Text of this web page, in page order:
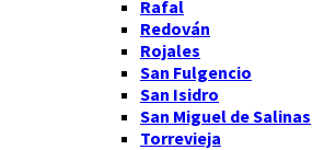
Rafal
Redován
Rojales
San Fulgencio
San Isidro
San Miguel de Salinas
Torrevieja